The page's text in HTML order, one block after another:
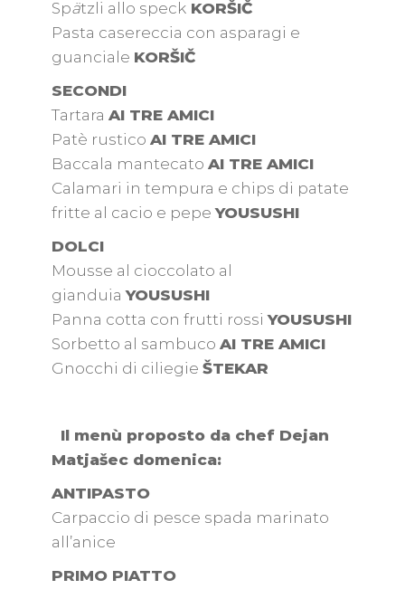
Spätzli allo speckKORŠIČ
Pasta casereccia con asparagi e
guanciale KORŠIČ
SECONDI
Tartara AI TRE AMICI
Patè rustico AI TRE AMICI
Baccala mantecato AI TRE AMICI
Calamari in tempura e chips di patate
fritte al cacio e pepeYOUSUSHI
DOLCI
Mousse al cioccolato al
gianduiaYOUSUSHI
Panna cotta con frutti rossiYOUSUSHI
Sorbetto al sambuco AI TRE AMICI
Gnocchi di ciliegie ŠTEKAR
Il menù proposto da chef Dejan
Matjašec domenica:
ANTIPASTO
Carpaccio di pesce spada marinato
all’anice
PRIMO PIATTO